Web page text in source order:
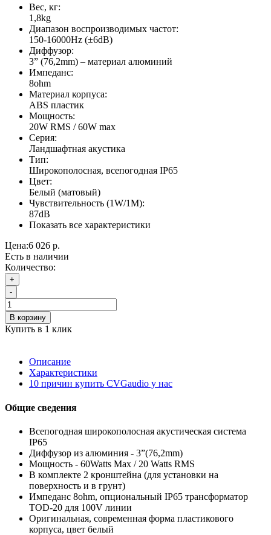
Вес, кг:
1,8kg
Диапазон воспроизводимых частот:
150-16000Hz (±6dB)
Диффузор:
3” (76,2mm) – материал алюминий
Импеданс:
8ohm
Материал корпуса:
ABS пластик
Мощность:
20W RMS / 60W max
Серия:
Ландшафтная акустика
Тип:
Широкополосная, всепогодная IP65
Цвет:
Белый (матовый)
Чувствительность (1W/1М):
87dB
Показать все характеристики
Цена:6 026 р.
Есть в наличии
Количество:
+
-
В корзину
Купить в 1 клик
Описание
Характеристики
10 причин купить CVGaudio у нас
Общие сведения
Всепогодная широкополосная акустическая система
IP65
Диффузор из алюминия - 3”(76,2mm)
Мощность - 60Watts Max / 20 Watts RMS
В комплекте 2 кронштейна (для установки на
поверхность и в грунт)
Импеданс 8ohm, опциональный IP65 трансформатор
TOD-20 для 100V линии
Оригинальная, современная форма пластикового
корпуса, цвет белый